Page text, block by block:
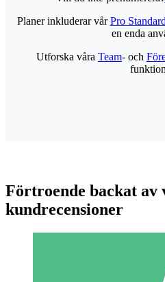
Planer inkluderar vårPro
en enda
Utforska våra Team- och
Förtroende backat av
kundrecensioner